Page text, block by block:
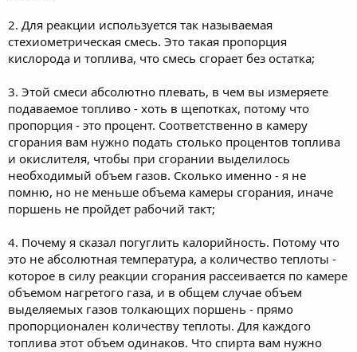
2. Для реакции используется так называемая
стехиометрическая смесь. Это такая пропорция
кислорода и топлива, что смесь сгорает без остатка;
3. Этой смеси абсолютно плевать, в чем вы измеряете
подаваемое топливо - хоть в щепотках, потому что
пропорция - это процент. Соответственно в камеру
сгорания вам нужно подать столько процентов топлива
и окислителя, чтобы при сгорании выделилось
необходимый объем газов. Сколько именно - я не
помню, но не меньше объема камеры сгорания, иначе
поршень не пройдет рабочий такт;
4. Почему я сказал погуглить калорийность. Потому что
это не абсолютная температура, а количество теплоты -
которое в силу реакции сгорания рассеивается по камере
объемом нагретого газа, и в общем случае объем
выделяемых газов толкающих поршень - прямо
пропорционален количеству теплоты. Для каждого
топлива этот объем одинаков. Что спирта вам нужно